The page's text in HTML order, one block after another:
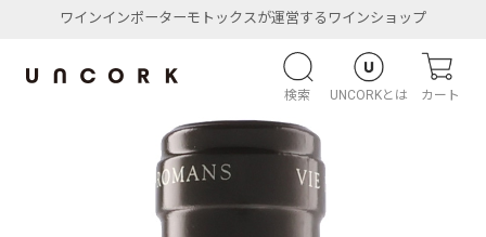
ワインインポーターモトックスが運営するワインショップ
検索 UNCORKとは カート